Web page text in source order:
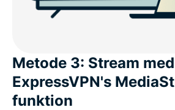
Metode 3: Stream med
ExpressVPN's
funktion